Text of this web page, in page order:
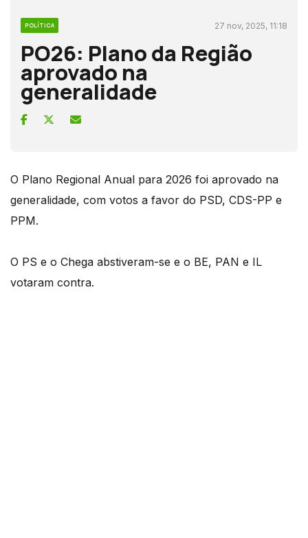
POLÍTICA 27 nov, 2025, 11:18
PO26: Plano da Região
aprovado na
generalidade
O Plano Regional Anual para 2026 foi aprovado na
generalidade, com votos a favor do PSD, CDS-PP e
PPM.
O PS e o Chega abstiveram-se e o BE, PAN e IL
votaram contra.